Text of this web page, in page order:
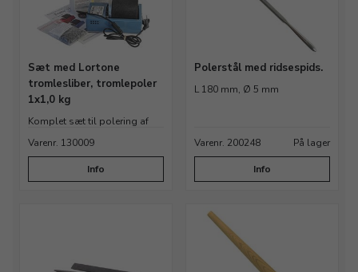
Sæt med Lortone
tromlesliber, tromlepoler
1x1,0 kg
Komplet sæt til polering af
Varenr. 130009
Info
Polerstål med ridsespids.
L 180 mm, Ø 5 mm
Varenr. 200248 På lager
Info